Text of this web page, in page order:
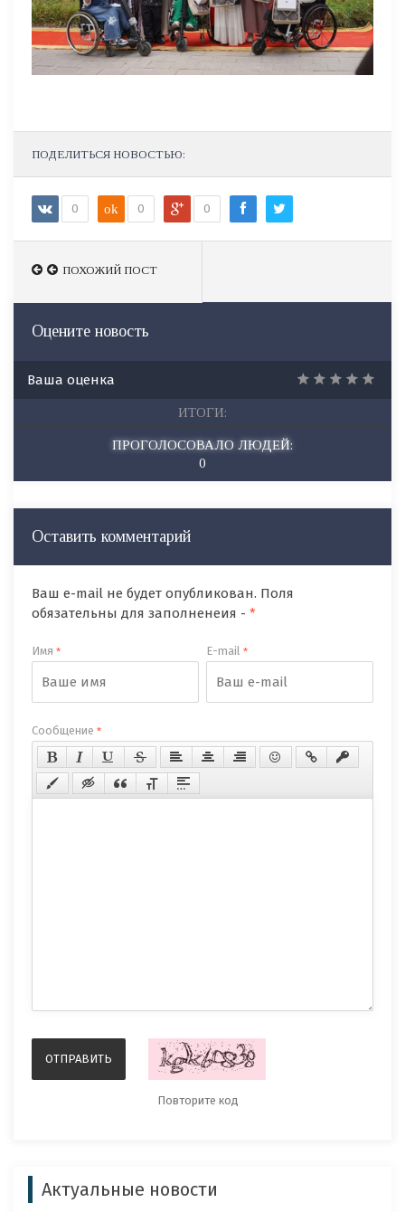
ПОДЕЛИТЬСЯ НОВОСТЬЮ:
0 ok 0 0
ПОХОЖИЙ ПОСТ
ПОХОЖИЙ ПОСТ
Оцените новость
Ваша оценка
ИТОГИ:
ПРОГОЛОСОВАЛО ЛЮДЕЙ:
0
Оставить комментарий
Ваш e-mail не будет опубликован. Поля
обязательны для заполненеия - *
Имя * E-mail*
Сообщение *
Актуальные новости